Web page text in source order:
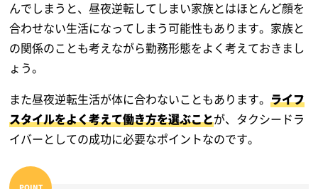
んでしまうと、昼夜逆転してしまい家族とはほとんど顔を
合わせない生活になってしまう可能性もあります。家族と
の関係のことも考えながら勤務形態をよく考えておきまし
ょう。
また昼夜逆転生活が体に合わないこともあります。ライフ
スタイルをよく考えて働き方を選ぶことが、タクシードラ
イバーとしての成功に必要なポイントなのです。